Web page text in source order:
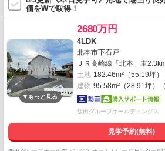
価をWで取得！
2680万円
4LDK
北本市下石戸
ＪＲ高崎線「北本」車
土地 182.46m²（55.19坪）
建物 95.58m²（28.91坪）（
飯田グループホールディングス
見学予約(無料)